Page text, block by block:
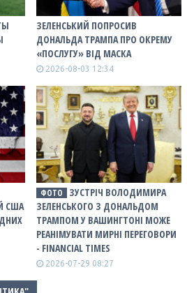
ЗЕЛЕНСЬКИЙ ПОПРОСИВ
ДОНАЛЬДА ТРАМПА ПРО ОКРЕМУ
«ПОСЛУГУ» ВІД МАСКА
2026-08-03 12:34
США
ФОТО
ЗУСТРІЧ ВОЛОДИМИРА
ЗЕЛЕНСЬКОГО З ДОНАЛЬДОМ
ТРАМПОМ У ВАШИНГТОНІ МОЖЕ
РЕАНІМУВАТИ МИРНІ ПЕРЕГОВОРИ
- FINANCIAL TIMES
2026-07-29 08:27